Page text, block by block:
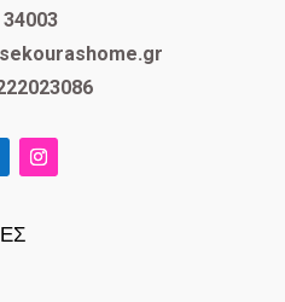
34003